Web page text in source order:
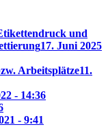
und
17. Juni 2025
Arbeitsplätze11.
- 14:36
- 9:41